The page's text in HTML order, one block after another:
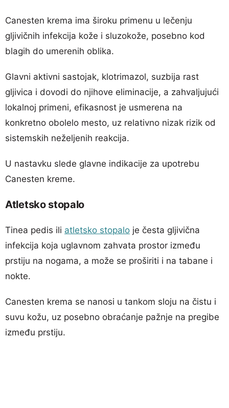
Canesten krema ima široku primenu u lečenju
gljivičnih infekcija kože i sluzokože, posebno kod
blagih do umerenih oblika.
Glavni aktivni sastojak, klotrimazol, suzbija rast
gljivica i dovodi do njihove eliminacije, a zahvaljujući
lokalnoj primeni, efikasnost je usmerena na
konkretno obolelo mesto, uz relativno nizak rizik od
sistemskih neželjenih reakcija.
U nastavku slede glavne indikacije za upotrebu
Canesten kreme.
Atletsko stopalo
Tinea pedis ili atletsko stopalo je česta gljivična
infekcija koja uglavnom zahvata prostor između
prstiju na nogama, a može se proširiti i na tabane i
nokte.
Canesten krema se nanosi u tankom sloju na čistu i
suvu kožu, uz posebno obraćanje pažnje na pregibe
između prstiju.